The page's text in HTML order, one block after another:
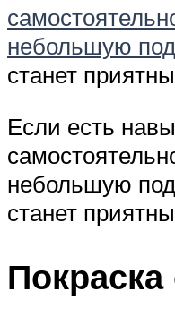
небольшую
станет
Если есть
небольшую
станет
Покраска